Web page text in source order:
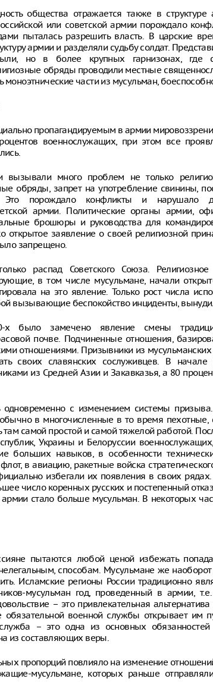
общества отражается также в
или советской армии порождало
пыталась разрешить власть. В царские
армии и разделяли судьбу солдат.
но в более крупных гарнизонах, где
обряды проводили местные
части из мусульман,
пропагандируемым в армии
военнослужащих, при этом все
много проблем не только
обряды, запрет на употребление свинины,
порождало конфликты и нарушало
армии. Политические органы армии,
брошюры и руководства для
открытое заявление о своей религиозной
запрещено.
распад Советского Союза.
в том числе мусульмане, начали
на это явление. Только рост числа
вызывающие беспокойство инциденты,
было замечено явление смены
почве. Подчиненные отношения,
отношениями. Призывники из
своих славянских сослуживцев. В
из Средней Азии и Закавказья, а 80
одновременно с изменением системы
в многочисленные в то время
там самой простой и самой тяжелой работой.
Украины и Белоруссии
больших навыков, в особенности
в авиацию, ракетные войска
избегали их появления в своих
число коренных русских и постепенный
стало больше мусульман. В некоторых
пытаются любой ценой избежать
способам. Мусульмане же наоборот
Исламские регионы России традиционно
мусульман год, проведенный в армии,
– это привлекательная
обязательной военной службы открывает им
– это одна из основных обязанностей
из составляющих веры.
пропорций повлияло на изменение
мусульмане, которых раньше